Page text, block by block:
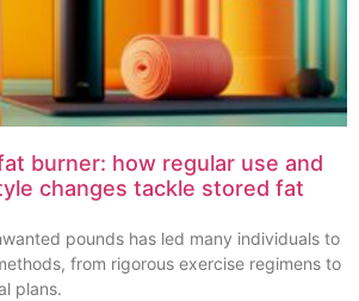
burner: how regular use and
changes tackle stored fat
pounds has led many individuals to
from rigorous exercise regimens to
plans.